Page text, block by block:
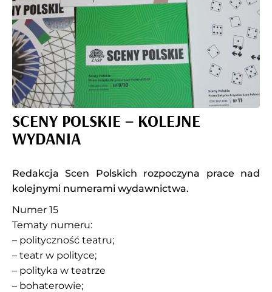
SCENY POLSKIE – KOLEJNE
WYDANIA
Redakcja Scen Polskich rozpoczyna prace nad
kolejnymi numerami wydawnictwa.
Numer 15
Tematy numeru:
– polityczność teatru;
– teatr w polityce;
– polityka w teatrze
– bohaterowie;